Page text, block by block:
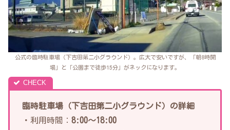
公式の臨時駐車場（下吉田第二小グラウンド）。広大で安いですが、「朝8時開
場」と「公園まで徒歩15分」がネックになります。
臨時駐車場（下吉田第二小グラウンド）の詳細
・利用時間： 8:00〜18:00